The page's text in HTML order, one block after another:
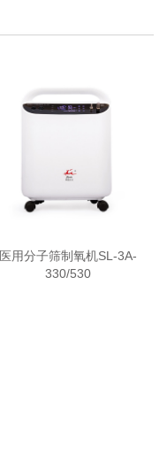
医用分子筛制氧机SL-3A-
330/530